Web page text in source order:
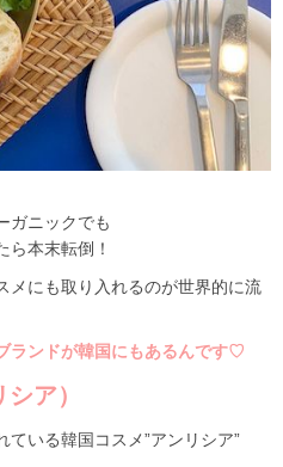
ガニックでも
ら本末転倒！
メにも取り入れるのが世界的に流
ランドが韓国にもあるんです♡
ア）
いる韓国コスメ”アンリシア”